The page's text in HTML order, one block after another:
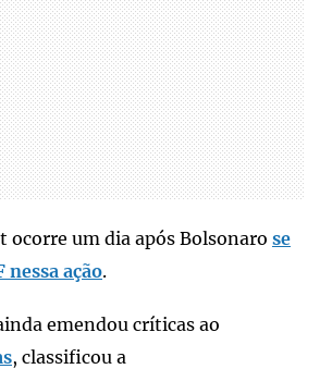
ocorre um dia após Bolsonaro se
ação.
emendou críticas ao
, classificou a